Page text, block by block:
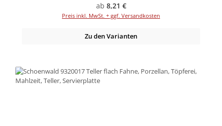
Regulärer Preis:
ab 8,21 €
Preis inkl. MwSt. + ggf. Versandkosten
Zu den Varianten